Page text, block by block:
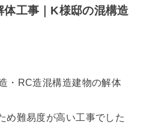
工事｜K様邸の混構造
・RC造混構造建物の解体
め難易度が高い工事でした